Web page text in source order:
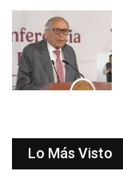
Lo Más Visto